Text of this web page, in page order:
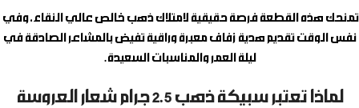
تمنحك هذه القطعة فرصة حقيقية لامتلاك ذهب خالص عالي النقاء، وفي
نفس الوقت تقديم هدية زفاف معبرة وراقية تفيض بالمشاعر الصادقة في
ليلة العمر والمناسبات السعيدة.
لماذا تعتبر سبيكة ذهب 2.5 جرام شعار العروسة